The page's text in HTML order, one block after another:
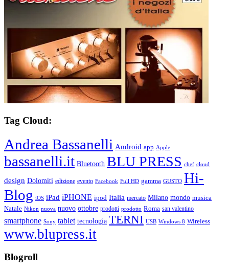
Tag Cloud:
Andrea Bassanelli Android app Apple
bassanelli.it Bluetooth BLU PRESS chef cloud
design Dolomiti edizione evento Facebook Full HD gamma GUSTO Hi-
Blog iOS iPad iPHONE ipod Italia mercato Milano mondo musica
Natale Nikon nuova nuovo ottobre prodotti prodotto Roma san valentino
smartphone Sony tablet tecnologia TERNI USB Windows 8 Wireless
www.blupress.it
Blogroll